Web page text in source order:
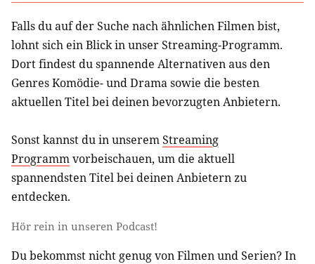
Falls du auf der Suche nach ähnlichenFilmenbist,
lohnt sich ein Blick in unser Streaming-Programm.
Dort findest du spannende Alternativen aus den
Genres Komödie- und Dramasowie die besten
aktuellen Titel bei deinen bevorzugten Anbietern.
Sonst kannst du in unseremStreaming
Programmvorbeischauen, um die aktuell
spannendsten Titel bei deinen Anbietern zu
entdecken.
Hör rein in unseren Podcast!
Du bekommst nicht genug von Filmen und Serien? In